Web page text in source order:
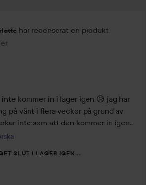
har recenserat en produkt
9 månader
inte kommer in i lager igen 😥 jag har
på vänt i flera veckor på grund av
SLUT I LAGER IGEN...